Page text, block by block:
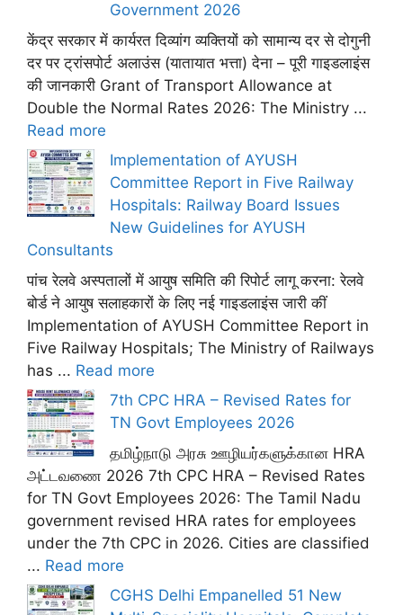
Government 2026
केंद्र सरकार में कार्यरत दिव्यांग व्यक्तियों को सामान्य दर से दोगुनी
दर पर ट्रांसपोर्ट अलाउंस (यातायात भत्ता) देना – पूरी गाइडलाइंस
की जानकारी Grant of Transport Allowance at
Double the Normal Rates 2026: The Ministry ...
Read more
Implementation of AYUSH
Committee Report in Five Railway
Hospitals: Railway Board Issues
New Guidelines for AYUSH
Consultants
पांच रेलवे अस्पतालों में आयुष समिति की रिपोर्ट लागू करना: रेलवे
बोर्ड ने आयुष सलाहकारों के लिए नई गाइडलाइंस जारी कीं
Implementation of AYUSH Committee Report in
Five Railway Hospitals; The Ministry of Railways
has ... Read more
7th CPC HRA – Revised Rates for
TN Govt Employees 2026
தமிழ்நாடு அரசு ஊழியர்களுக்கான HRA
அட்டவணை 2026 7th CPC HRA – Revised Rates
for TN Govt Employees 2026: The Tamil Nadu
government revised HRA rates for employees
under the 7th CPC in 2026. Cities are classified
... Read more
CGHS Delhi Empanelled 51 New